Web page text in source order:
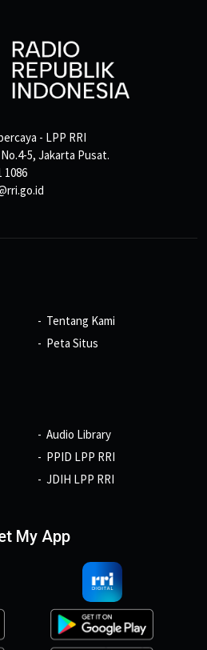
- LPP RRI
5, Jakarta Pusat.
1086
Tentang Kami
Peta Situs
Audio Library
PPID LPP RRI
JDIH LPP RRI
My App